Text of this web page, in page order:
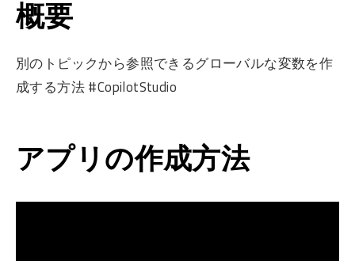
概要
別のトピックから参照できるグローバルな変数を作
成する方法 #CopilotStudio
アプリの作成方法